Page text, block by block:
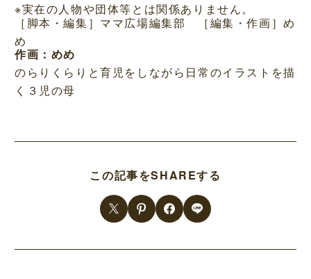
※実在の人物や団体等とは関係ありません。
［脚本・編集］ママ広場編集部 ［編集・作画］め
め
作画：めめ
のらりくらりと育児をしながら日常のイラストを描
く３児の母
この記事をSHAREする